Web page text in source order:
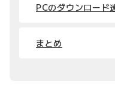
PCのダウンロード
まとめ